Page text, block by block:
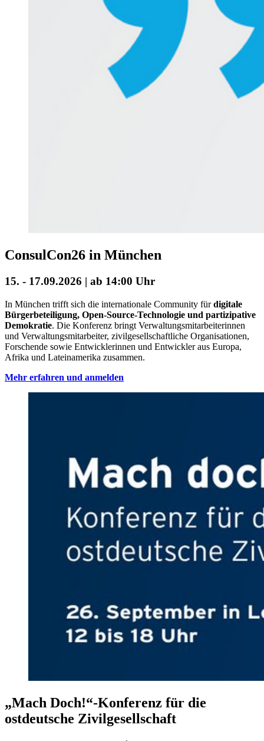
ConsulCon26 in München
15. - 17.09.2026 | ab 14:00 Uhr
In München trifft sich die internationale Community fürdigitale
Bürgerbeteiligung, Open-Source-Technologie und partizipative
Demokratie. Die Konferenz bringt Verwaltungsmitarbeiterinnen
und Verwaltungsmitarbeiter, zivilgesellschaftliche Organisationen,
Forschende sowie Entwicklerinnen und Entwickler aus Europa,
Afrika und Lateinamerika zusammen.
Mehr erfahren und anmelden
„Mach Doch!“-Konferenz für die
ostdeutsche Zivilgesellschaft